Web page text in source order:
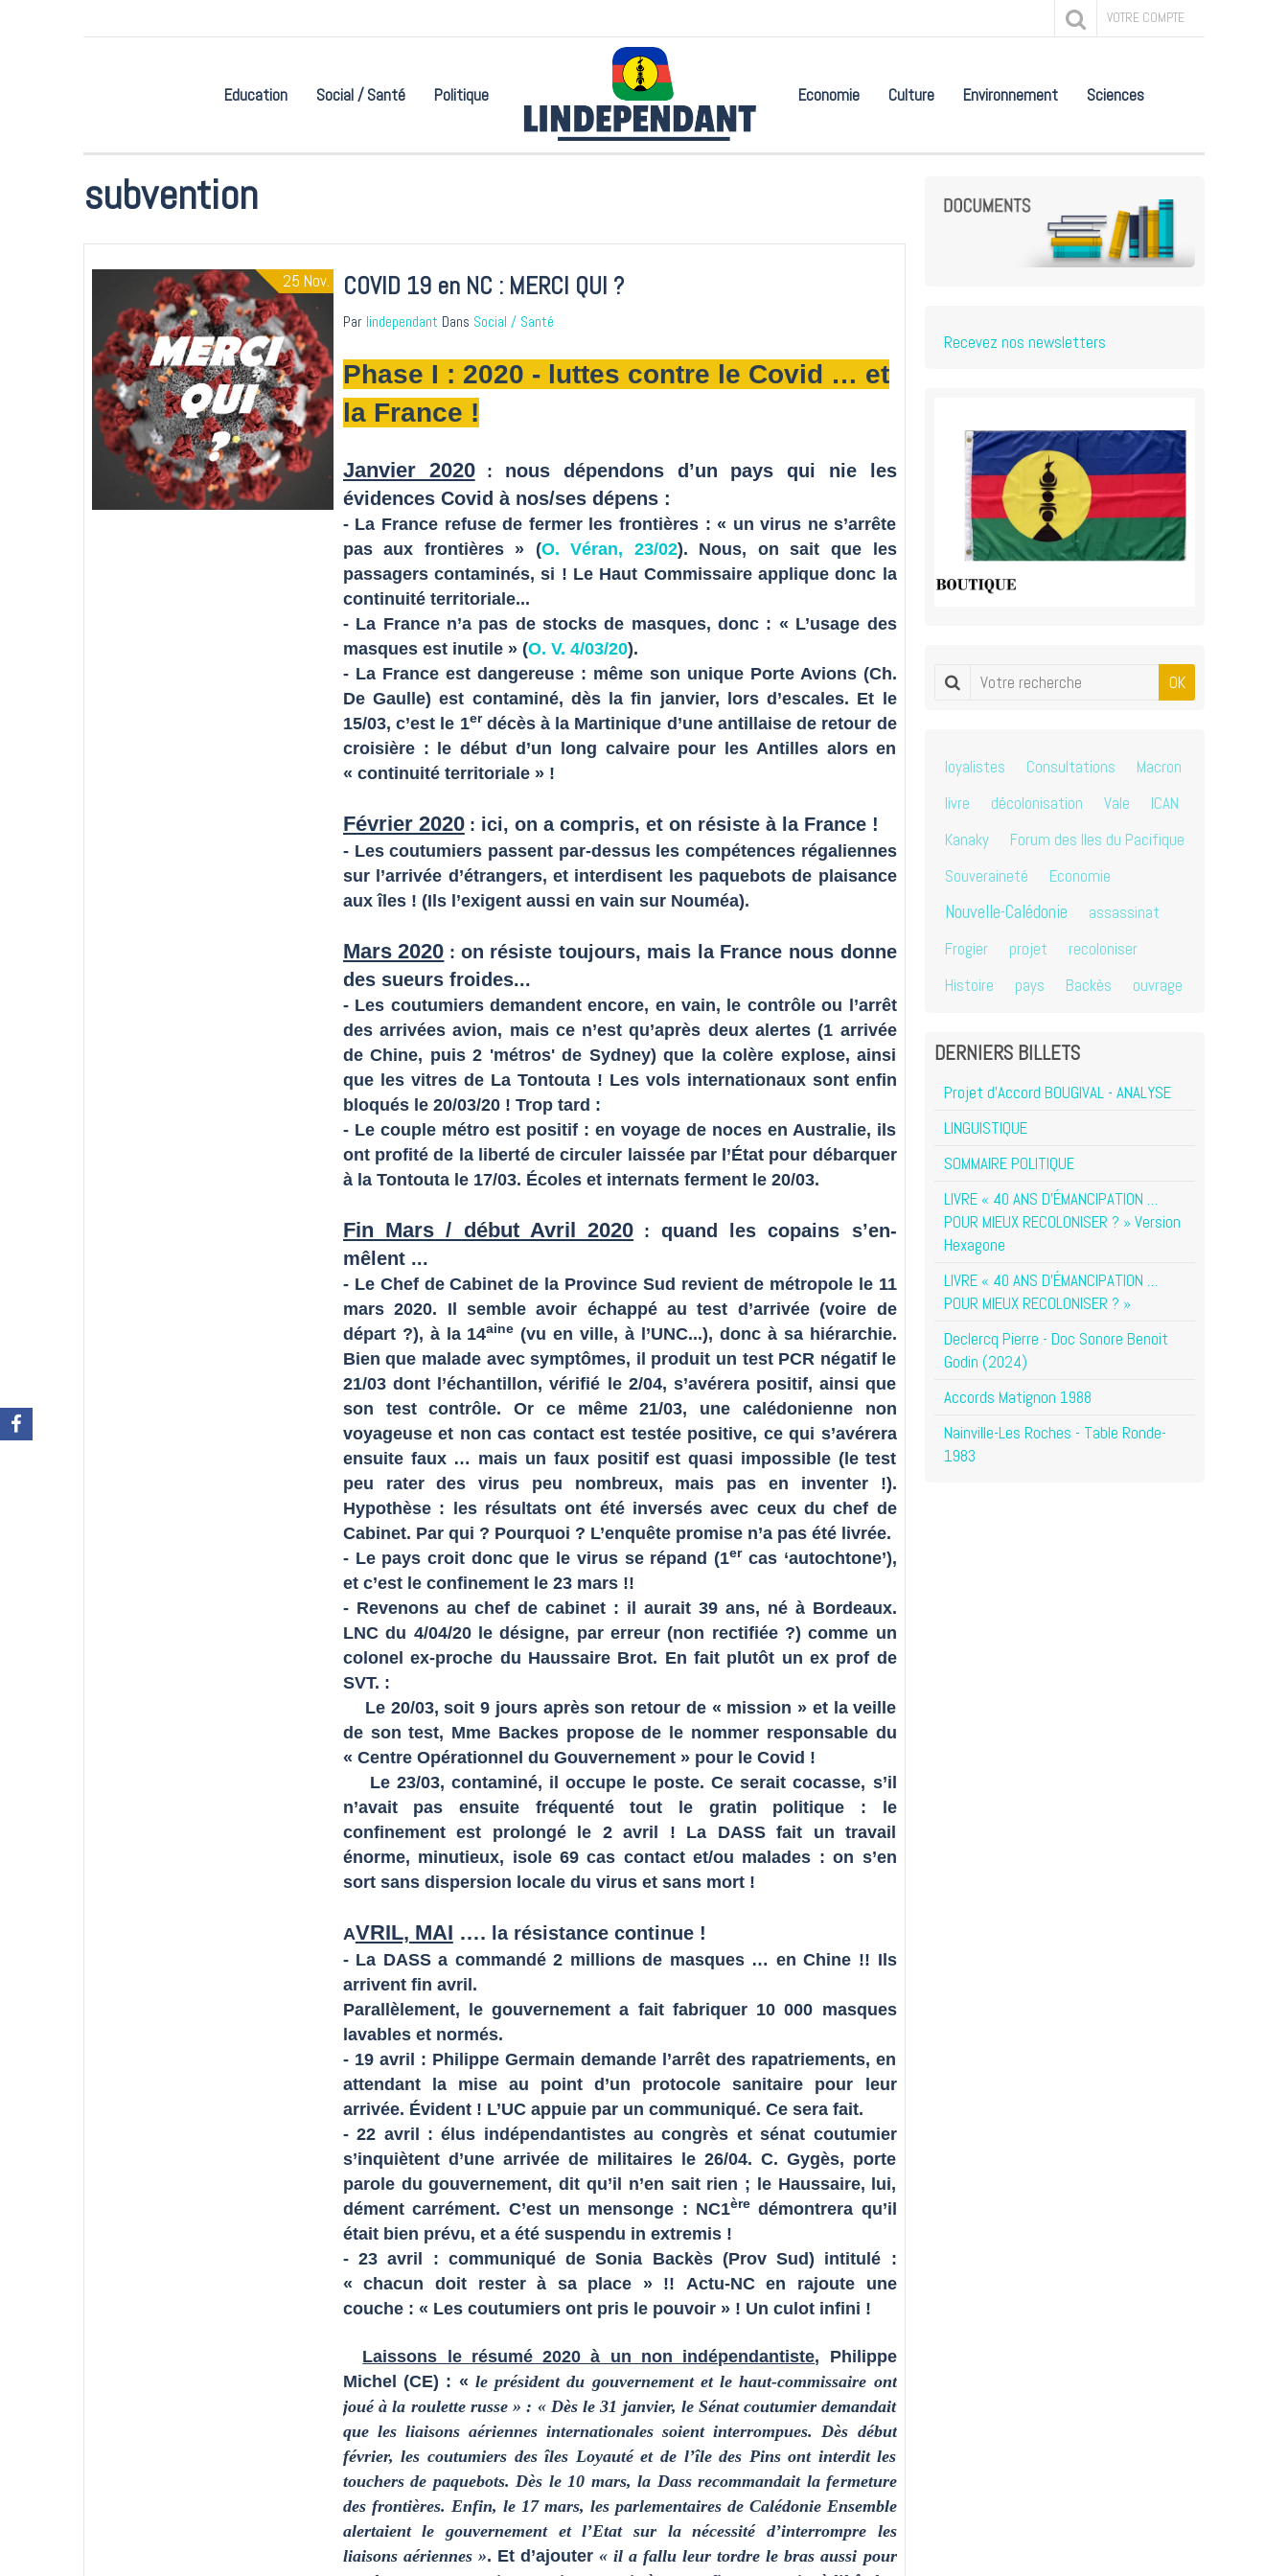
Education Social / Santé Politique Economie Culture Environnement Sciences
VOTRE COMPTE
subvention
25 Nov. COVID 19 en NC : MERCI QUI ?
Par lindependant Dans Social / Santé
Phase I : 2020 - luttes contre le Covid … et
la France !
Janvier 2020: nous dépendons d’un pays qui nie les
évidences Covid à nos/ses dépens :
- La France refuse de fermer les frontières : « un virus ne s’arrête
pas aux frontières » (O. Véran, 23/02). Nous, on sait que les
passagers contaminés, si ! Le Haut Commissaire applique donc la
continuité territoriale...
- La France n’a pas de stocks de masques, donc : « L’usage des
masques est inutile » (O. V. 4/03/20).
- La France est dangereuse : même son unique Porte Avions (Ch.
De Gaulle) est contaminé, dès la fin janvier, lors d’escales. Et le
15/03, c’est le 1erdécès à la Martinique d’une antillaise de retour de
croisière : le début d’un long calvaire pour les Antilles alors en
« continuité territoriale » !
Février 2020: ici, on a compris, et on résiste à la France !
- Les coutumiers passent par-dessus les compétences régaliennes
sur l’arrivée d’étrangers, et interdisent les paquebots de plaisance
aux îles ! (Ils l’exigent aussi en vain sur Nouméa).
Mars 2020 : on résiste toujours, mais la France nous donne
des sueurs froides...
- Les coutumiers demandent encore, en vain, le contrôle ou l’arrêt
des arrivées avion, mais ce n’est qu’après deux alertes (1 arrivée
de Chine, puis 2 'métros' de Sydney) que la colère explose, ainsi
que les vitres de La Tontouta ! Les vols internationaux sont enfin
bloqués le 20/03/20 ! Trop tard :
- Le couple métro est positif : en voyage de noces en Australie, ils
ont profité de la liberté de circuler laissée par l’État pour débarquer
à la Tontouta le 17/03. Écoles et internats ferment le 20/03.
Fin Mars / début Avril 2020 : quand les copains s’en-
mêlent ...
- Le Chef de Cabinet de la Province Sud revient de métropole le 11
mars 2020. Il semble avoir échappé au test d’arrivée (voire de
départ ?), à la 14aine (vu en ville, à l’UNC...), donc à sa hiérarchie.
Bien que malade avec symptômes, il produit un test PCR négatif le
21/03 dont l’échantillon, vérifié le 2/04, s’avérera positif, ainsi que
son test contrôle. Or ce même 21/03, une calédonienne non
voyageuse et non cas contact est testée positive, ce qui s’avérera
ensuite faux … mais un faux positif est quasi impossible (le test
peu rater des virus peu nombreux, mais pas en inventer !).
Hypothèse : les résultats ont été inversés avec ceux du chef de
Cabinet. Par qui ? Pourquoi ? L’enquête promise n’a pas été livrée.
- Le pays croit donc que le virus se répand (1ercas ‘autochtone’),
et c’est le confinement le 23 mars !!
- Revenons au chef de cabinet : il aurait 39 ans, né à Bordeaux.
LNC du 4/04/20 le désigne, par erreur (non rectifiée ?) comme un
colonel ex-proche du Haussaire Brot. En fait plutôt un ex prof de
SVT. :
Le 20/03, soit 9 jours après son retour de « mission » et la veille
de son test, Mme Backes propose de le nommer responsable du
« Centre Opérationnel du Gouvernement » pour le Covid !
Le 23/03, contaminé, il occupe le poste. Ce serait cocasse, s’il
n’avait pas ensuite fréquenté tout le gratin politique : le
confinement est prolongé le 2 avril ! La DASS fait un travail
énorme, minutieux, isole 69 cas contact et/ou malades : on s’en
sort sans dispersion locale du virus et sans mort !
AVRIL, MAI …. la résistance continue !
- La DASS a commandé 2 millions de masques … en Chine !! Ils
arrivent fin avril.
Parallèlement, le gouvernement a fait fabriquer 10 000 masques
lavables et normés.
- 19 avril : Philippe Germain demande l’arrêt des rapatriements, en
attendant la mise au point d’un protocole sanitaire pour leur
arrivée. Évident ! L’UC appuie par un communiqué. Ce sera fait.
- 22 avril : élus indépendantistes au congrès et sénat coutumier
s’inquiètent d’une arrivée de militaires le 26/04. C. Gygès, porte
parole du gouvernement, dit qu’il n’en sait rien ; le Haussaire, lui,
dément carrément. C’est un mensonge : NC1èredémontrera qu’il
était bien prévu, et a été suspendu in extremis !
- 23 avril : communiqué de Sonia Backès (Prov Sud) intitulé :
« chacun doit rester à sa place » !! Actu-NC en rajoute une
couche : « Les coutumiers ont pris le pouvoir » ! Un culot infini !
Laissons le résumé 2020 à un non indépendantiste, Philippe
Michel (CE) : « le président du gouvernement et le haut-commissaire ont
joué à la roulette russe » : « Dès le 31 janvier, le Sénat coutumier demandait
que les liaisons aériennes internationales soient interrompues. Dès début
février, les coutumiers des îles Loyauté et de l’île des Pins ont interdit les
touchers de paquebots. Dès le 10 mars, la Dass recommandait la fermeture
des frontières. Enfin, le 17 mars, les parlementaires de Calédonie Ensemble
alertaient le gouvernement et l’Etat sur la nécessité d’interrompre les
liaisons aériennes ». Et d’ajouter« il a fallu leur tordre le bras aussi pour
Recevez nos newsletters
OK
loyalistes Consultations
Macron
livre
décolonisation Vale
ICAN
Kanaky
Forum des Iles du Pacifique
Souveraineté
Economie
Nouvelle-Calédonie
assassinat
Frogier
projet
recoloniser
Histoire
pays Backès ouvrage
DERNIERS BILLETS
Projet d'Accord BOUGIVAL - ANALYSE
LINGUISTIQUE
SOMMAIRE POLITIQUE
LIVRE « 40 ANS D’ÉMANCIPATION …
POUR MIEUX RECOLONISER ? » Version
Hexagone
LIVRE « 40 ANS D’ÉMANCIPATION …
POUR MIEUX RECOLONISER ? »
Declercq Pierre - Doc Sonore Benoit
Godin (2024)
Accords Matignon 1988
Nainville-Les Roches - Table Ronde-
1983